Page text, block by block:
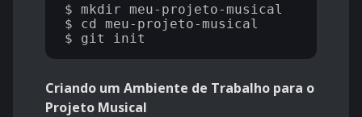
$ mkdir meu-projeto-musical
$ cd meu-projeto-musical
Criando um Ambiente de Trabalho para o
Projeto Musical